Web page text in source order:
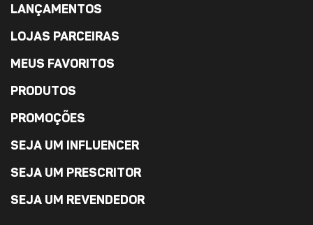
LANÇAMENTOS
LOJAS PARCEIRAS
MEUS FAVORITOS
PRODUTOS
PROMOÇÕES
SEJA UM INFLUENCER
SEJA UM PRESCRITOR
SEJA UM REVENDEDOR